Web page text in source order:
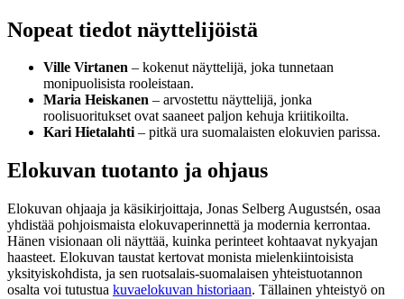
Nopeat tiedot näyttelijöistä
Ville Virtanen – kokenut näyttelijä, joka tunnetaan
monipuolisista rooleistaan.
Maria Heiskanen – arvostettu näyttelijä, jonka
roolisuoritukset ovat saaneet paljon kehuja kriitikoilta.
Kari Hietalahti– pitkä ura suomalaisten elokuvien parissa.
Elokuvan tuotanto ja ohjaus
Elokuvan ohjaaja ja käsikirjoittaja, Jonas Selberg Augustsén, osaa
yhdistää pohjoismaista elokuvaperinnettä ja modernia kerrontaa.
Hänen visionaan oli näyttää, kuinka perinteet kohtaavat nykyajan
haasteet. Elokuvan taustat kertovat monista mielenkiintoisista
yksityiskohdista, ja sen ruotsalais-suomalaisen yhteistuotannon
osalta voi tutustua kuvaelokuvan historiaan. Tällainen yhteistyö on